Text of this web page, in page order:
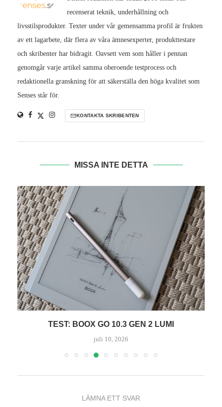
recenserat teknik, underhållning och
livsstilsprodukter. Texter under vår gemensamma profil är frukten
av ett lagarbete, där flera av våra ämnesexperter, produkttestare
och skribenter har bidragit. Oavsett vem som håller i pennan
genomgår varje artikel samma oberoende testprocess och
redaktionella granskning för att säkerställa den höga kvalitet som
Senses står för.
KONTAKTA SKRIBENTEN
MISSA INTE DETTA
TEST: ORAL-B IO10 GOLD SPECIAL EDITION
juli 7, 2026
LÄMNA ETT SVAR